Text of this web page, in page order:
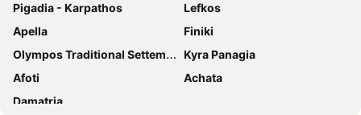
Pigadia - Karpathos
Lefkos
Apella
Finiki
Olympos Traditional Settement
Kyra Panagia
Afoti
Achata
Damatria